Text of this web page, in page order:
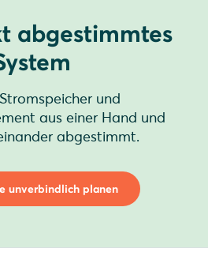
abgestimmtes
und
aus einer Hand und
abgestimmt.
unverbindlich planen